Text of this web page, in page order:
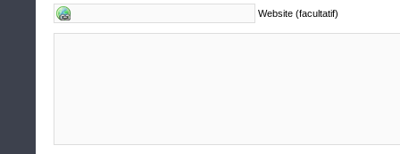
Website (facultatif)